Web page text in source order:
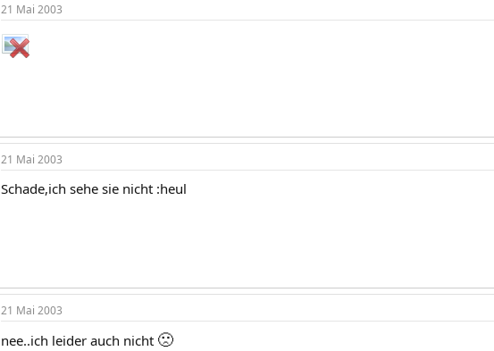
21 Mai 2003
21 Mai 2003
Schade,ich sehe sie nicht :heul
21 Mai 2003
nee..ich leider auch nicht 🙁